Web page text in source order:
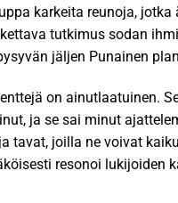
karkeita reunoja,
tutkimus sodan
jäljen Punainen
on ainutlaatuinen.
ja se sai minut
tavat, joilla ne voivat
resonoi lukijoiden